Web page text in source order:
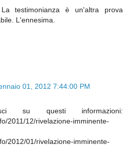
testimonianza è un'altra prova
L'ennesima.
01, 2012 7:44:00 PM
su questi informazioni:
2011/12/rivelazione-imminente-
2012/01/rivelazione-imminente-